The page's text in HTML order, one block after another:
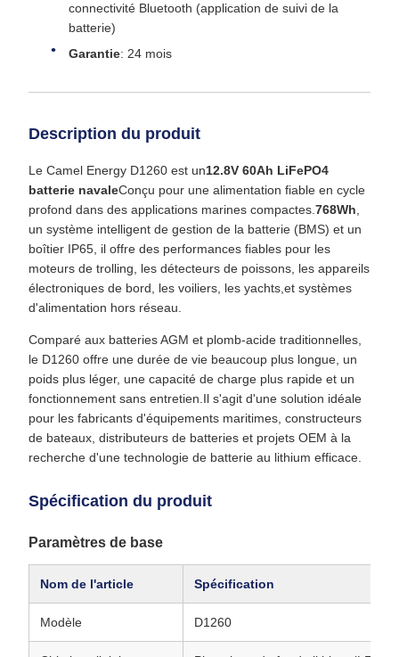
connectivité Bluetooth (application de suivi de la
batterie)
Garantie: 24 mois
Description du produit
Le Camel Energy D1260 est un12.8V 60Ah LiFePO4
batterie navaleConçu pour une alimentation fiable en cycle
profond dans des applications marines compactes. 768Wh
un système intelligent de gestion de la batterie (BMS) et un
boîtier IP65, il offre des performances fiables pour les
moteurs de trolling, les détecteurs de poissons, les appareils
électroniques de bord, les voiliers, les yachts,et systèmes
d'alimentation hors réseau.
Comparé aux batteries AGM et plomb-acide traditionnelles,
le D1260 offre une durée de vie beaucoup plus longue, un
poids plus léger, une capacité de charge plus rapide et un
fonctionnement sans entretien.Il s'agit d'une solution idéale
pour les fabricants d'équipements maritimes, constructeurs
de bateaux, distributeurs de batteries et projets OEM à la
recherche d'une technologie de batterie au lithium efficace.
Spécification du produit
Paramètres de base
Nom de l'article Spécification
Modèle D1260